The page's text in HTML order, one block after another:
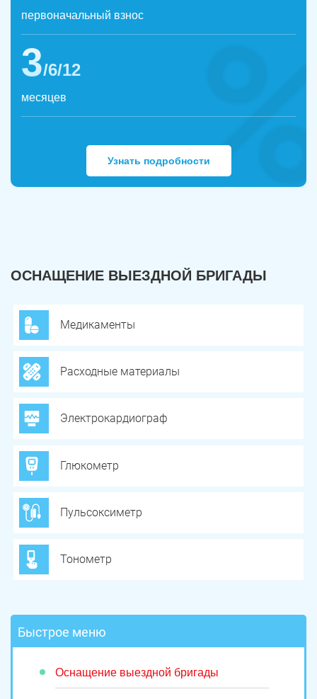
первоначальный взнос
3/6/12
месяцев
Узнать подробности
ОСНАЩЕНИЕ ВЫЕЗДНОЙ БРИГАДЫ
Медикаменты
Расходные материалы
Электрокардиограф
Глюкометр
Пульсоксиметр
Тонометр
Быстрое меню
Оснащение выездной бригады